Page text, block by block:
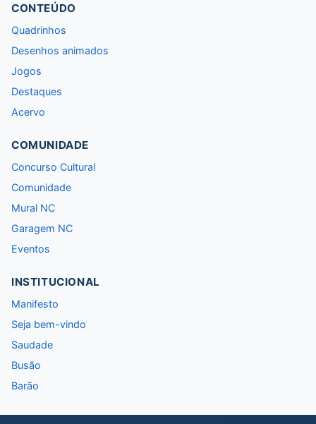
CONTEÚDO
Quadrinhos
Desenhos animados
Jogos
Destaques
Acervo
COMUNIDADE
Concurso Cultural
Comunidade
Mural NC
Garagem NC
Eventos
INSTITUCIONAL
Manifesto
Seja bem-vindo
Saudade
Busão
Barão